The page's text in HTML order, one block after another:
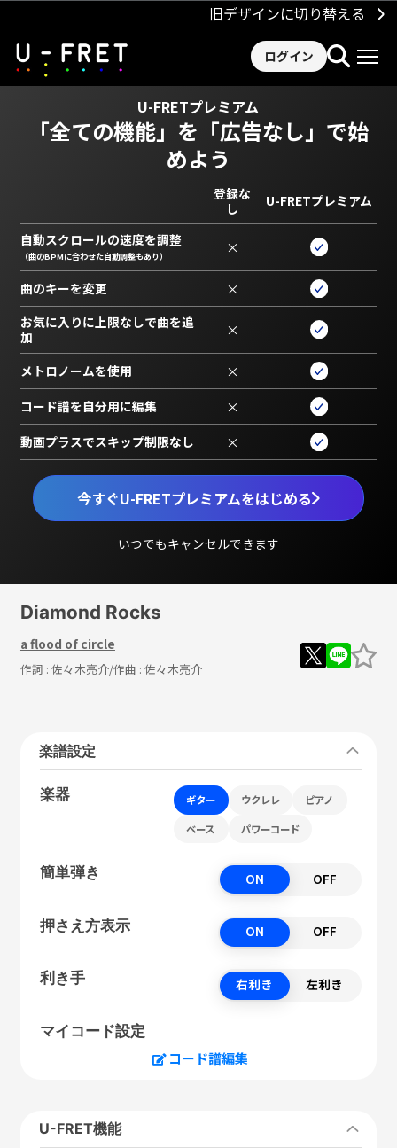
旧デザインに切り替える
ログイン
U-FRETプレミアム
「全ての機能」を 「広告なし」で始
めよう
今すぐU-FRETプレミアムをはじめる
いつでもキャンセルできます
登録な
し
U-FRETプレミアム
自動スクロールの速度を調整
（曲のBPMに合わせた自動調整もあり） ×
曲のキーを変更 ×
お気に入りに上限なしで曲を追
加
×
メトロノームを使用 ×
コード譜を自分用に編集 ×
動画プラスでスキップ制限なし ×
Diamond Rocks
a flood of circle
作詞 : 佐々木亮介/作曲 : 佐々木亮介
楽譜設定
楽器 ギター ウクレレ ピアノ
ベース パワーコード
簡単弾き ON OFF
押さえ方表示 ON OFF
利き手 右利き 左利き
マイコード設定
コード譜編集
U-FRET機能